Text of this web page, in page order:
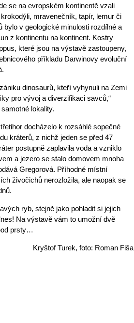
se na evropském kontinentě vzali
mravenečník, tapír, lemur či
v geologické minulosti rozdílné a
z kontinentu na kontinent. Kostry
které jsou na výstavě zastoupeny,
příkladu Darwinovy evoluční
dinosaurů, kteří vyhynuli na Zemi
pro vývoj a diverzifikaci savců,“
lokality.
docházelo k rozsáhlé sopečné
kráterů, z nichž jeden se před 47
postupně zaplavila voda a vzniklo
a jezero se stalo domovem mnoha
Gregorová. Příhodné místní
živočichů nerozložila, ale naopak se
ryb, stejně jako pohladit si jejich
Na výstavě vám to umožní dvě
prsty…
Kryštof Turek, foto: Roman Fiša